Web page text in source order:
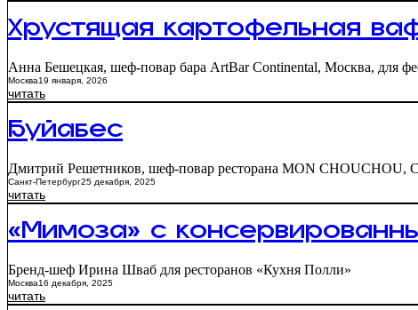
Хрустящая картофельная
Анна Бешецкая, шеф-повар бара ArtBar Continental, Москва, для
Москва19 января, 2026
читать
Буйабес
Дмитрий Решетников, шеф-повар ресторана MON CHOUCHOU,
Санкт-Петербург25 декабря, 2025
читать
«Мимоза» с
Бренд-шеф Ирина Шваб для ресторанов «Кухня Полли»
Москва16 декабря, 2025
читать